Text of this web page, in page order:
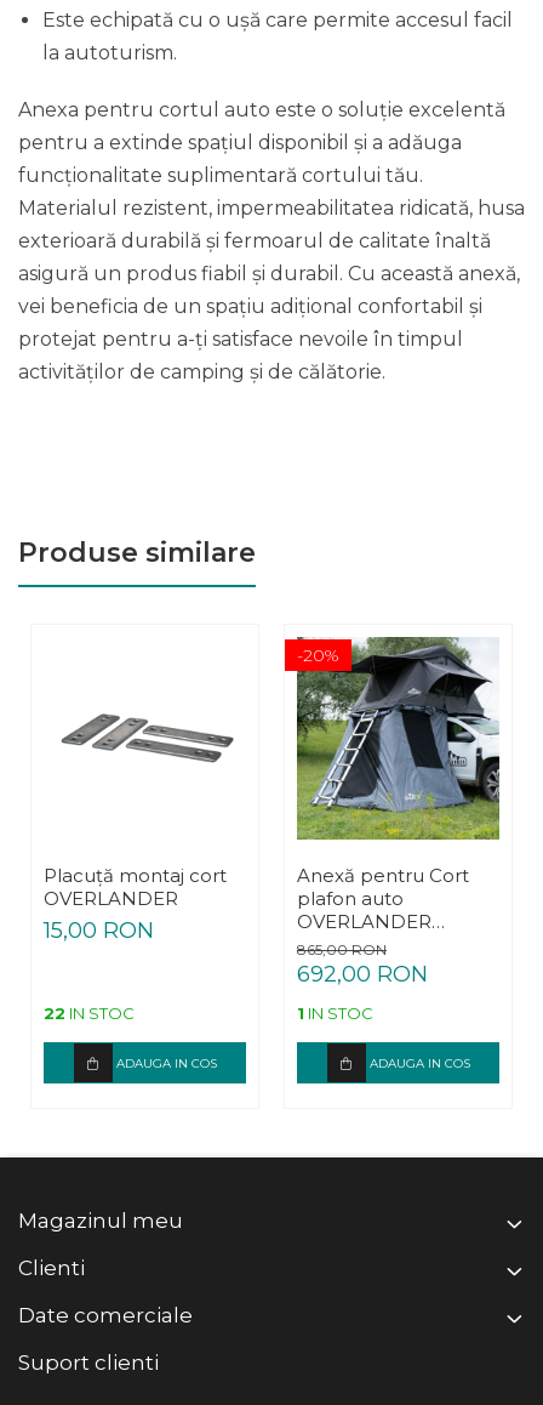
Este echipată cu o ușă care permite accesul facil
la autoturism.
Anexa pentru cortul auto este o soluție excelentă
pentru a extinde spațiul disponibil și a adăuga
funcționalitate suplimentară cortului tău.
Materialul rezistent, impermeabilitatea ridicată, husa
exterioară durabilă și fermoarul de calitate înaltă
asigură un produs fiabil și durabil. Cu această anexă,
vei beneficia de un spațiu adițional confortabil și
protejat pentru a-ți satisface nevoile în timpul
activităților de camping și de călătorie.
Produse similare
Placuță montaj cort
OVERLANDER
15,00 RON
22 IN STOC
ADAUGA IN COS
-20%
Anexă pentru Cort
plafon auto
OVERLANDER
Adventure 140 cm
865,00 RON
692,00 RON
1 IN STOC
ADAUGA IN COS
Magazinul meu
Clienti
Date comerciale
Suport clienti